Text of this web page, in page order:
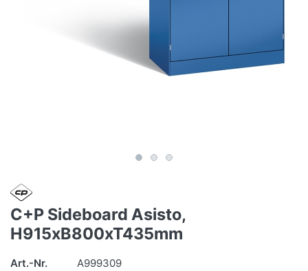
C+P Sideboard Asisto,
H915xB800xT435mm
Art.-Nr.
A999309